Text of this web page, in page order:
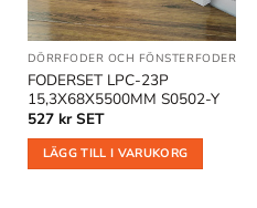
DÖRRFODER OCH FÖNSTERFODER
FODERSET LPC-23P
15,3X68X5500MM S0502-Y
527 kr SET
LÄGG TILL I VARUKORG